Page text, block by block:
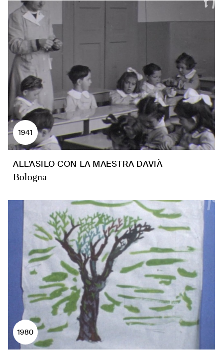
1941
ALL’ASILO CON LA MAESTRA DAVIÀ
Bologna
1980